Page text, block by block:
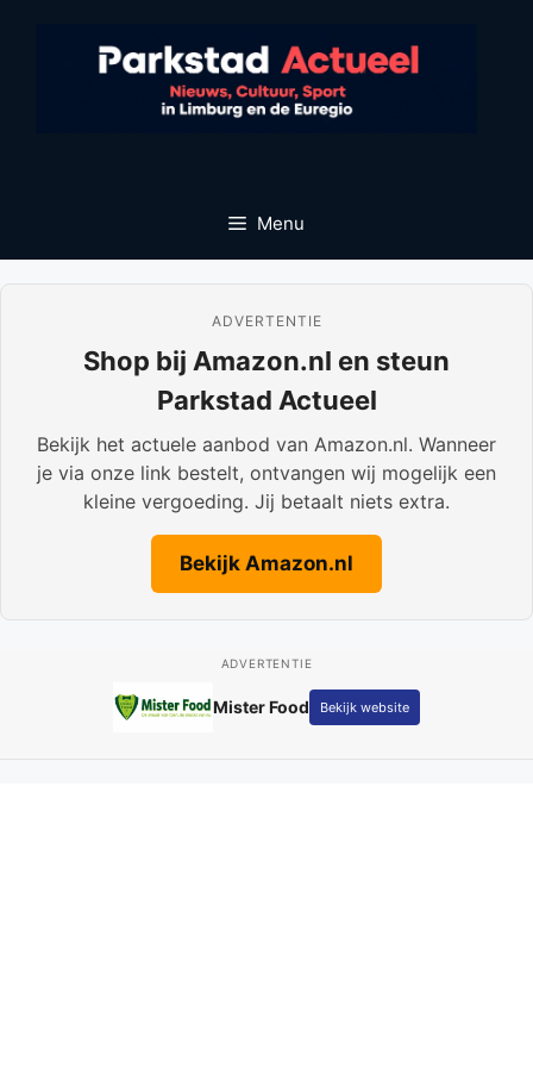
Menu
ADVERTENTIE
Shop bij Amazon.nl en steun
Parkstad Actueel
Bekijk het actuele aanbod van Amazon.nl. Wanneer
je via onze link bestelt, ontvangen wij mogelijk een
kleine vergoeding. Jij betaalt niets extra.
Bekijk Amazon.nl
ADVERTENTIE
Mister Food Bekijk website